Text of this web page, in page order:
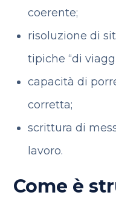
coerente;
risoluzione di
tipiche “di
capacità di
corretta;
scrittura di
lavoro.
Come è